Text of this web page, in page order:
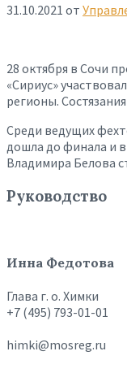
31.10.2021 от
28 октября в Сочи
«Сириус»
регионы.
Среди ведущих
дошла до финала и
Владимира Белова
Руководство
Инна Федотова
Глава г. о. Химки
+7 (495) 793-01-01
himki@mosreg.ru